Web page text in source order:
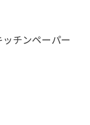
チンペーパー